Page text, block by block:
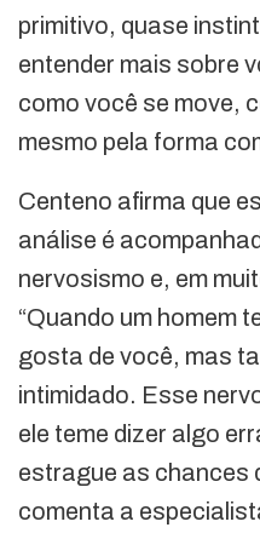
primitivo, quase
entender mais sobre
como você se move,
mesmo pela forma
Centeno afirma que
análise é
nervosismo e, em
“Quando um homem
gosta de você, mas
intimidado. Esse
ele teme dizer algo
estrague as chances
comenta a